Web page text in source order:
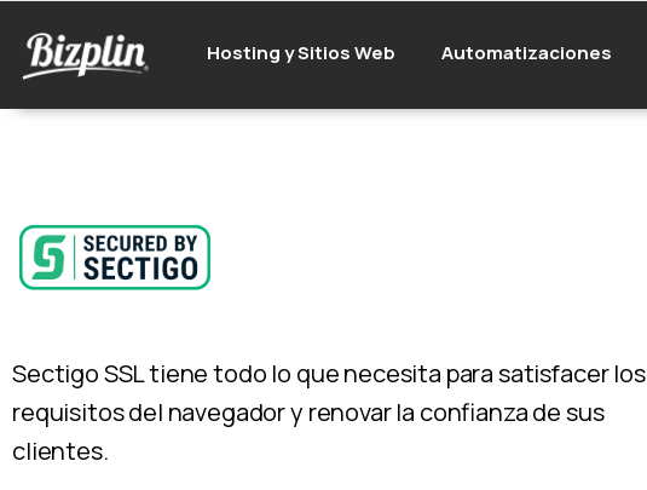
Hosting y Sitios Web Automatizaciones
Sectigo SSL tiene todo lo que necesita para satisfacer los
requisitos del navegador y renovar la confianza de sus
clientes.